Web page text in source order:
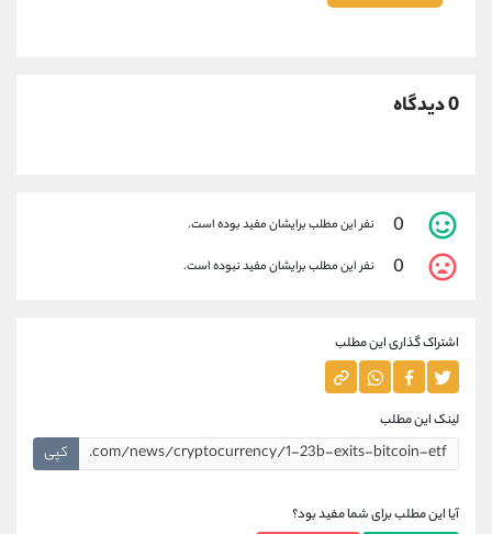
0 دیدگاه
0 نفر این مطلب برایشان مفید بوده است.
0 نفر این مطلب برایشان مفید نبوده است.
اشتراک گذاری این مطلب
لینک این مطلب
کپی
آیا این مطلب برای شما مفید بود؟